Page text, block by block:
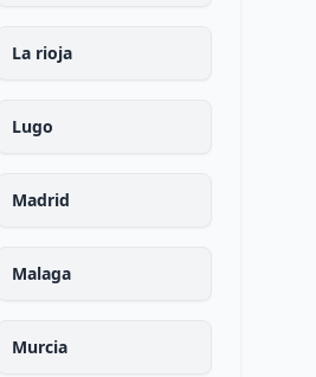
La rioja
Lugo
Madrid
Malaga
Murcia